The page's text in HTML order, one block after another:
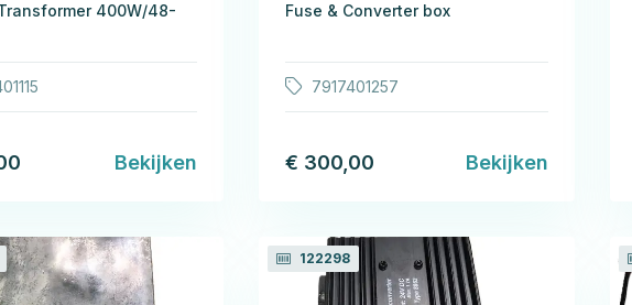
400W/48-
Bekijken
Fuse & Converter box
7917401257
€ 300,00 Bekijken
122298